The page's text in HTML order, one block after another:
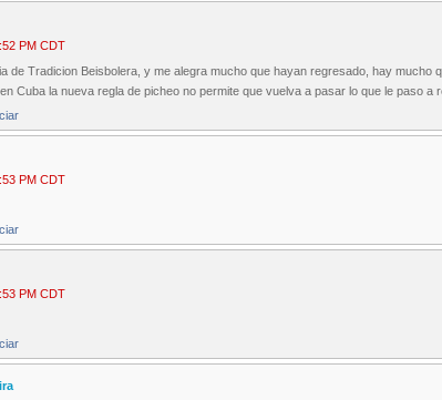
PM CDT
de Tradicion Beisbolera, y me alegra mucho que hayan regresado, hay mucho
Cuba la nueva regla de picheo no permite que vuelva a pasar lo que le paso a
PM CDT
PM CDT